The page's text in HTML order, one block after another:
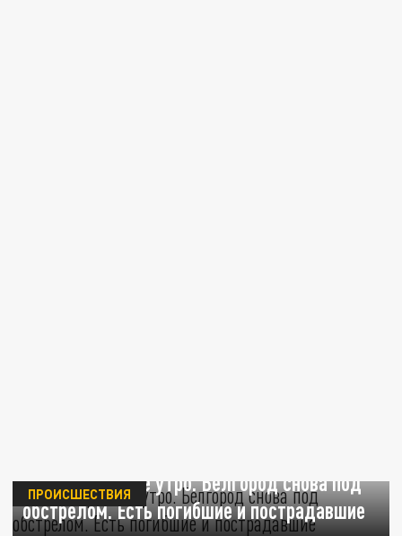
Новое страшное утро. Белгород снова под
обстрелом. Есть погибшие и пострадавшие
ПРОИСШЕСТВИЯ